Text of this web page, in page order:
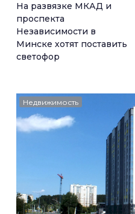
На развязке МКАД и
проспекта
Независимости в
Минске хотят поставить
светофор
Недвижимость